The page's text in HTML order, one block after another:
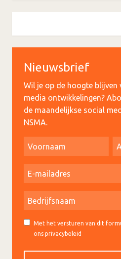
Nieuwsbrief
Wil je op de hoogte blijven
media ontwikkelingen?
de maandelijkse social
NSMA.
Met het versturen van dit
ons privacybeleid